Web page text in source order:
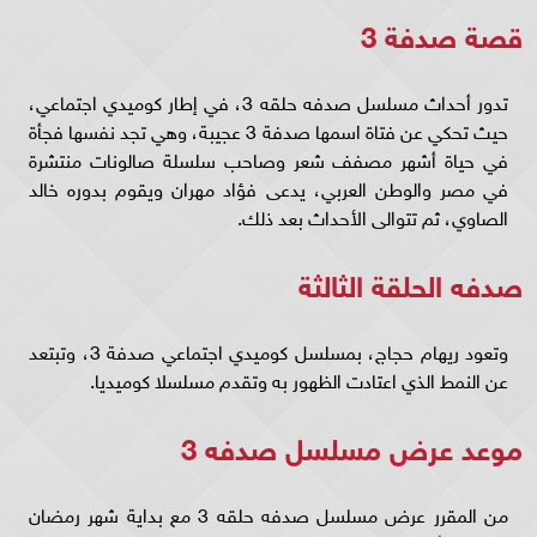
قصة صدفة 3
تدور أحداث مسلسل صدفه حلقه 3، في إطار كوميدي اجتماعي،
حيث تحكي عن فتاة اسمها صدفة 3 عجيبة، وهي تجد نفسها فجأة
في حياة أشهر مصفف شعر وصاحب سلسلة صالونات منتشرة
في مصر والوطن العربي، يدعى فؤاد مهران ويقوم بدوره خالد
الصاوي، ثم تتوالى الأحداث بعد ذلك.
صدفه الحلقة الثالثة
وتعود ريهام حجاج، بمسلسل كوميدي اجتماعي صدفة 3، وتبتعد
عن النمط الذي اعتادت الظهور به وتقدم مسلسلا كوميديا.
موعد عرض مسلسل صدفه 3
من المقرر عرض مسلسل صدفه حلقه 3 مع بداية شهر رمضان